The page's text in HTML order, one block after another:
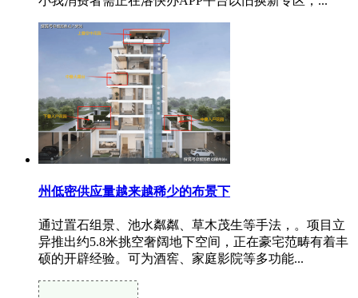
州低密供应量越来越稀少的布景下
通过置石组景、池水粼粼、草木茂生等手法，。项目立
异推出约5.8米挑空奢阔地下空间，正在豪宅范畴有着丰
硕的开辟经验。可为酒窖、家庭影院等多功能...